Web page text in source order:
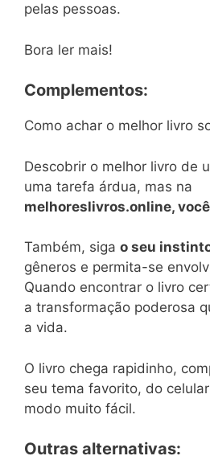
pelas pessoas.
Bora ler mais!
Complementos:
Como achar o melhor livro
Descobrir o melhor livro de
uma tarefa árdua, mas na
melhoreslivros.online,
Também, siga o seu
gêneros e permita-se
Quando encontrar o livro
a transformação poderosa
a vida.
O livro chega rapidinho,
seu tema favorito, do
modo muito fácil.
Outras alternativas: